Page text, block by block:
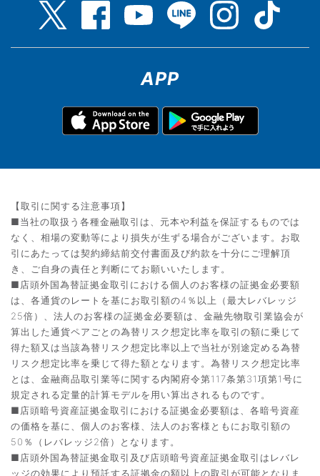
APP
【取引に関する注意事項】
■当社の取扱う各種金融取引は、元本や利益を保証するものでは
なく、相場の変動等により損失が生ずる場合がございます。お取
引にあたっては契約締結前交付書面及び約款を十分にご理解頂
き、ご自身の責任と判断にてお願いいたします。
■店頭外国為替証拠金取引における個人のお客様の証拠金必要額
は、各通貨のレートを基にお取引額の4％以上（最大レバレッジ
25倍）、法人のお客様の証拠金必要額は、金融先物取引業協会が
算出した通貨ペアごとの為替リスク想定比率を取引の額に乗じて
得た額又は当該為替リスク想定比率以上で当社が別途定める為替
リスク想定比率を乗じて得た額となります。為替リスク想定比率
とは、金融商品取引業等に関する内閣府令第117条第31項第1号に
規定される定量的計算モデルを用い算出されるものです。
■店頭暗号資産証拠金取引における証拠金必要額は、各暗号資産
の価格を基に、個人のお客様、法人のお客様ともにお取引額の
50％（レバレッジ2倍）となります。
■店頭外国為替証拠金取引及び店頭暗号資産証拠金取引はレバレ
ッジの効果により預託する証拠金の額以上の取引が可能となりま